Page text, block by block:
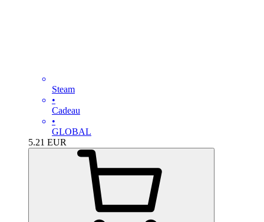
Steam
•
Cadeau
•
GLOBAL
5.21 EUR